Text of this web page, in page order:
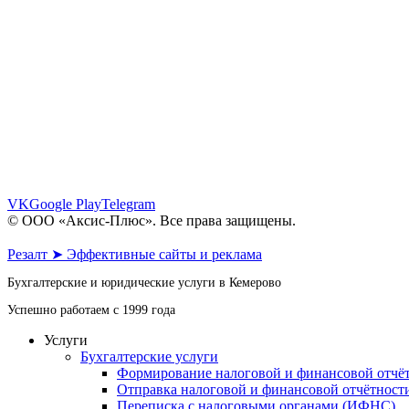
VKGoogle PlayTelegram
© ООО «Аксис-Плюс». Все права защищены.
Резалт ➤ Эффективные сайты и реклама
Бухгалтерские и юридические услуги в Кемерово
Успешно работаем с 1999 года
Услуги
Бухгалтерские услуги
Формирование налоговой и финансовой
Отправка налоговой и финансовой